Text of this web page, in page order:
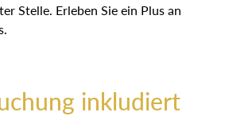
Stelle. Erleben Sie ein Plus an
inkludiert